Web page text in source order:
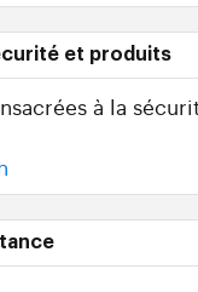
et produits
à la